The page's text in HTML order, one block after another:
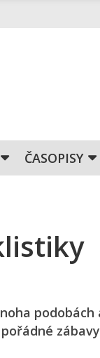
ČASOPISY